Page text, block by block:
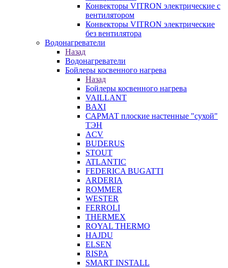
Конвекторы VITRON электрические с
вентилятором
Конвекторы VITRON электрические
без вентилятора
Водонагреватели
Назад
Водонагреватели
Бойлеры косвенного нагрева
Назад
Бойлеры косвенного нагрева
VAILLANT
BAXI
САРМАТ плоские настенные "сухой"
ТЭН
ACV
BUDERUS
STOUT
ATLANTIC
FEDERICA BUGATTI
ARDERIA
ROMMER
WESTER
FERROLI
THERMEX
ROYAL THERMO
HAJDU
ELSEN
RISPA
SMART INSTALL